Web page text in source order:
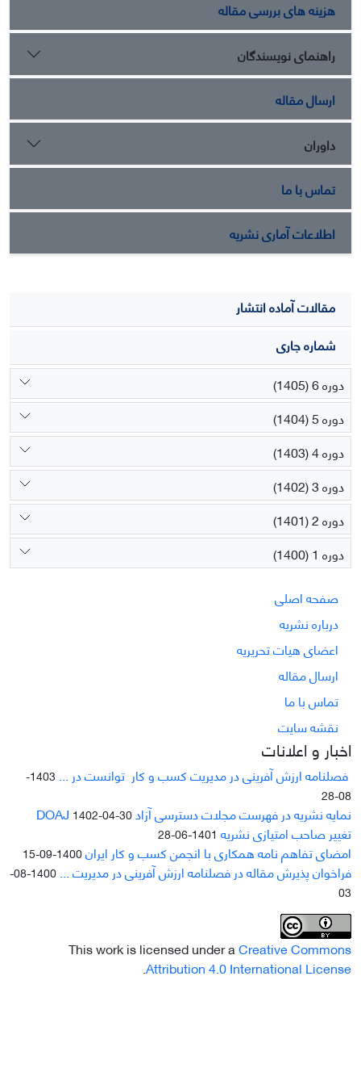
می‌تواند بینش‌های ارزشمندی برای توسعه استراتژی‌های بازاریابی
نوین و تقویت ارتباطات برند فراهم آورد.
هزینه های بررسی مقاله
راهنمای نویسندگان
ارسال مقاله
داوران
تماس با ما
اطلاعات آماری نشریه
مقالات آماده انتشار
شماره جاری
دوره 6 (1405)
دوره 5 (1404)
دوره 4 (1403)
دوره 3 (1402)
دوره 2 (1401)
دوره 1 (1400)
صفحه اصلی
درباره نشریه
اعضای هیات تحریریه
ارسال مقاله
تماس با ما
نقشه سایت
اخبار و اعلانات
فصلنامه ارزش آفرینی در مدیریت کسب و کار توانست در ...
1403-
08-28
نمایه نشریه در فهرست مجلات دسترسی آزاد DOAJ1402-04-30
تغییر صاحب امتیازی نشریه 1401-06-28
امضای تفاهم نامه همکاری با انجمن کسب و کار ایران1400-09-15
فراخوان پذیرش مقاله در فصلنامه ارزش آفرینی در مدیریت ...
1400-08-
03
This work is licensed under aCreative Commons
Attribution 4.0 International License
.